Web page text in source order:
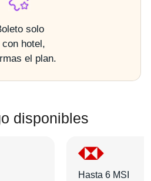
solo
con hotel,
el plan.
disponibles
Hasta 6 MSI